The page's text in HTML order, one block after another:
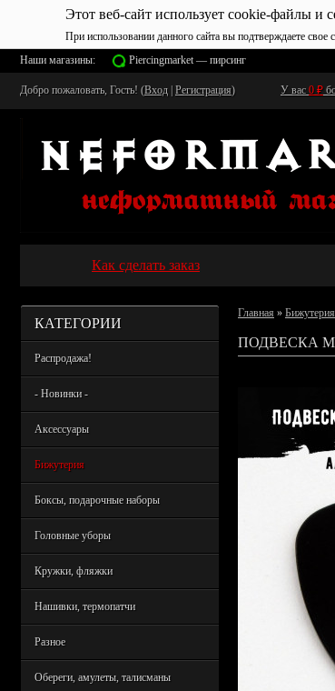
Этот веб-сайт использует cookie-файлы и
При использовании данного сайта вы подтверждаете свое
Наши магазины: Piercingmarket — пирсинг
Добро пожаловать, Гость! (Вход Регистрация) У вас 0 ₽
Как сделать заказ
КАТЕГОРИИ
Распродажа!
- Новинки -
Аксессуары
Бижутерия
Боксы, подарочные наборы
Головные уборы
Кружки, фляжки
Нашивки, термопатчи
Разное
Обереги, амулеты, талисманы
Главная » Бижутерия
ПОДВЕСКА